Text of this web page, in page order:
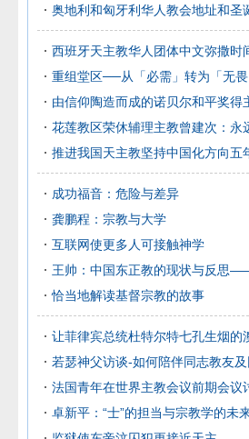
奥地利和匈牙利华人教会地址和圣
西班牙天主教华人团体中文弥撒时
重组堂区──从「必需」转为「无畏
由信仰陶造而成的诺贝尔和平奖得
花莲教区荣休辅理主教曾建次：永
推进我国天主教坚持中国化方向五
成功福音：危险与差异
龚鹏程：宗教与大学
互联网使更多人可接触神学
王帅：中国东正教的现状与反思
恰当地解读基督宗教的故事
让菲律宾总统杜特尔特七孔生烟的
若瑟神父访谈-如何陪伴同志教友
法国青年在世界主教会议前期会议
卓新平：“士”的担当与宗教学的未